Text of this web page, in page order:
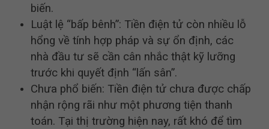
biến.
Luật lệ “bấp bênh”: Tiền điện tử còn nhiều lỗ
hổng về tính hợp pháp và sự ổn định, các
nhà đầu tư sẽ cần cân nhắc thật kỹ lưỡng
trước khi quyết định “lấn sân”.
Chưa phổ biến: Tiền điện tử chưa được chấp
nhận rộng rãi như một phương tiện thanh
toán. Tại thị trường hiện nay, rất khó để tìm